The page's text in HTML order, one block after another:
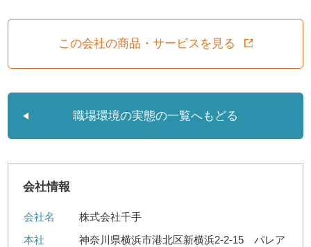
この会社の商品・サービスを見る
職場環境の実態の一覧へもどる
会社情報
会社名
株式会社千手
本社
神奈川県横浜市港北区新横浜2-2-15 パレア